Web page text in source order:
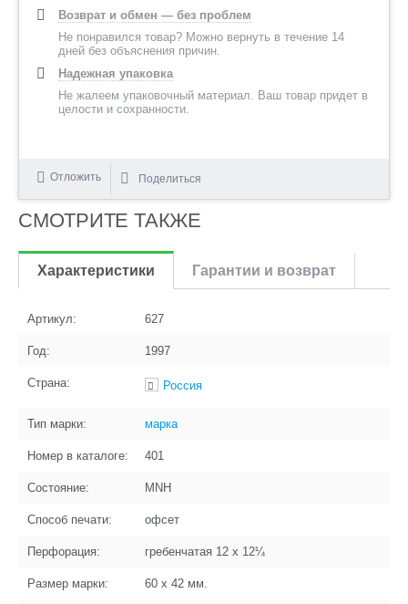
Возврат и обмен — без проблем
Не понравился товар? Можно вернуть в течение 14
дней без объяснения причин.
Надежная упаковка
Не жалеем упаковочный материал. Ваш товар придет в
целости и сохранности.
Отложить Поделиться
СМОТРИТЕ ТАКЖЕ
Характеристики Гарантии и возврат
Артикул: 627
Год: 1997
Страна: Россия
Тип марки: марка
Номер в каталоге: 401
Состояние: MNH
Способ печати: офсет
Перфорация: гребенчатая 12 x 12¼
Размер марки: 60 x 42 мм.